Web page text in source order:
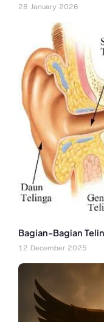
28 January 2026
Bagian-Bagian
12 December 2025